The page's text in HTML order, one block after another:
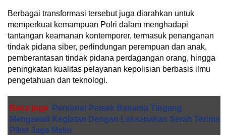
Berbagai transformasi tersebut juga diarahkan untuk
memperkuat kemampuan Polri dalam menghadapi
tantangan keamanan kontemporer, termasuk penanganan
tindak pidana siber, perlindungan perempuan dan anak,
pemberantasan tindak pidana perdagangan orang, hingga
peningkatan kualitas pelayanan kepolisian berbasis ilmu
pengetahuan dan teknologi.
Baca juga
Personel Polsek Banama Tingang
Mengawali Kegiatan Dengan Laksanakan Serah Terima
Piket Jaga Mako